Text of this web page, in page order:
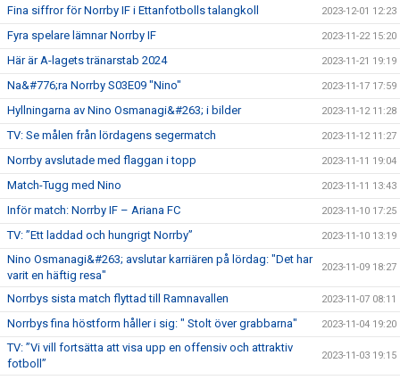
Fina siffror för Norrby IF i Ettanfotbolls talangkoll 2023-12-01 12:23
Fyra spelare lämnar Norrby IF 2023-11-22 15:20
Här är A-lagets tränarstab 2024 2023-11-21 19:19
Na&#776;ra Norrby S03E09 "Nino" 2023-11-17 17:59
Hyllningarna av Nino Osmanagi&#263; i bilder 2023-11-12 11:28
TV: Se målen från lördagens segermatch 2023-11-12 11:27
Norrby avslutade med flaggan i topp 2023-11-11 19:04
Match-Tugg med Nino 2023-11-11 13:43
Inför match: Norrby IF – Ariana FC 2023-11-10 17:25
TV: ”Ett laddad och hungrigt Norrby” 2023-11-10 13:19
Nino Osmanagi&#263; avslutar karriären på lördag: "Det har
varit en häftig resa"
2023-11-09 18:27
Norrbys sista match flyttad till Ramnavallen 2023-11-07 08:11
Norrbys fina höstform håller i sig: " Stolt över grabbarna" 2023-11-04 19:20
TV: ”Vi vill fortsätta att visa upp en offensiv och attraktiv
fotboll”
2023-11-03 19:15